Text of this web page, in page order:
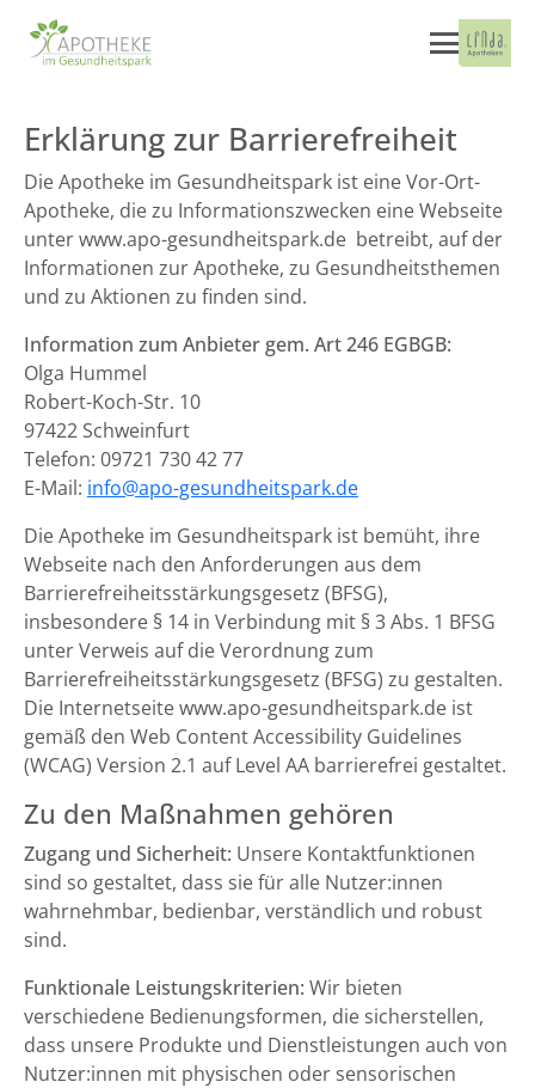
Erklärung zur Barrierefreiheit
Die Apotheke im Gesundheitspark ist eine Vor-Ort-
Apotheke, die zu Informationszwecken eine Webseite
unter www.apo-gesundheitspark.de betreibt, auf der
Informationen zur Apotheke, zu Gesundheitsthemen
und zu Aktionen zu finden sind.
Information zum Anbieter gem. Art 246 EGBGB:
Olga Hummel
Robert-Koch-Str. 10
97422 Schweinfurt
Telefon: 09721 730 42 77
E-Mail: info@apo-gesundheitspark.de
Die Apotheke im Gesundheitspark ist bemüht, ihre
Webseite nach den Anforderungen aus dem
Barrierefreiheitsstärkungsgesetz (BFSG),
insbesondere § 14 in Verbindung mit § 3 Abs. 1 BFSG
unter Verweis auf die Verordnung zum
Barrierefreiheitsstärkungsgesetz (BFSG) zu gestalten.
Die Internetseite www.apo-gesundheitspark.de ist
gemäß den Web Content Accessibility Guidelines
(WCAG) Version 2.1 auf Level AA barrierefrei gestaltet.
Zu den Maßnahmen gehören
Zugang und Sicherheit: Unsere Kontaktfunktionen
sind so gestaltet, dass sie für alle Nutzer:innen
wahrnehmbar, bedienbar, verständlich und robust
sind.
Funktionale Leistungskriterien: Wir bieten
verschiedene Bedienungsformen, die sicherstellen,
dass unsere Produkte und Dienstleistungen auch von
Nutzer:innen mit physischen oder sensorischen